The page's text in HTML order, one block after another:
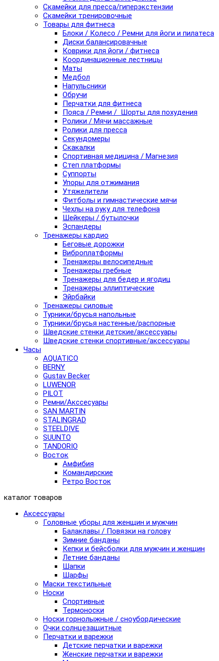
Скамейки для пресса/гиперэкстензии
Скамейки тренировочные
Товары для фитнеса
Блоки / Колесо / Ремни для йоги и пилатеса
Диски балансировачные
Коврики для йоги / фитнеса
Координационные лестницы
Маты
Медбол
Напульсники
Обручи
Перчатки для фитнеса
Пояса / Ремни / Шорты для похудения
Ролики / Мячи массажные
Ролики для пресса
Секундомеры
Скакалки
Спортивная медицина / Магнезия
Степ платформы
Суппорты
Упоры для отжимания
Утяжелители
Фитболы и гимнастические мячи
Чехлы на руку для телефона
Шейкеры / бутылочки
Эспандеры
Тренажеры кардио
Беговые дорожки
Виброплатформы
Тренажеры велосипедные
Тренажеры гребные
Тренажеры для бедер и ягодиц
Тренажеры эллиптические
Эйрбайки
Тренажеры силовые
Турники/брусья напольные
Турники/брусья настенные/распорные
Шведские стенки детские/аксессуары
Шведские стенки спортивные/аксессуары
Часы
AQUATICO
BERNY
Gustav Becker
LUWENOR
PILOT
Pемни/Акссесуары
SAN MARTIN
STALINGRAD
STEELDIVE
SUUNTO
TANDORIO
Восток
Амфибия
Командирские
Ретро Восток
каталог товаров
Аксессуары
Головные уборы для женщин и мужчин
Балаклавы / Повязки на голову
Зимние банданы
Кепки и бейсболки для мужчин и женщин
Летние банданы
Шапки
Шарфы
Маски текстильные
Носки
Спортивные
Термоноски
Носки горнолыжные / сноубордические
Очки солнцезащитные
Перчатки и варежки
Детские перчатки и варежки
Женские перчатки и варежки